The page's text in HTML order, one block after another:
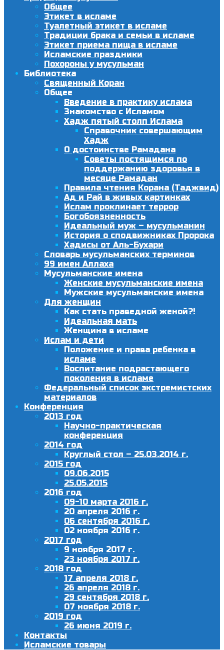
Общее
Этикет в исламе
Туалетный этикет в исламе
Традиции брака и семьи в исламе
Этикет приема пища в исламе
Исламские праздники
Похороны у мусульман
Библиотека
Священный Коран
Общее
Введение в практику ислама
Знакомство с Исламом
Хадж пятый столп Ислама
Справочник совершающим
Хадж
О достоинстве Рамадана
Советы постящимся по
поддержанию здоровья в
месяце Рамадан
Правила чтения Корана (Таджвид)
Ад и Рай в живых картинках
Ислам проклинает террор
Богобоязненность
Идеальный муж – мусульманин
История о сподвижниках Пророка
Хадисы от Аль-Бухари
Словарь мусульманских терминов
99 имен Аллаха
Мусульманские имена
Женские мусульманские имена
Мужские мусульманские имена
Для женщин
Как стать праведной женой?!
Идеальная мать
Женщина в исламе
Ислам и дети
Положение и права ребенка в
исламе
Воспитание подрастающего
поколения в исламе
Федеральный список экстремистских
материалов
Конференция
2013 год
Научно-практическая
конференция
2014 год
Круглый стол – 25.03.2014 г.
2015 год
09.06.2015
25.05.2015
2016 год
09-10 марта 2016 г.
20 апреля 2016 г.
06 сентября 2016 г.
02 ноября 2016 г.
2017 год
9 ноября 2017 г.
23 ноября 2017 г.
2018 год
17 апреля 2018 г.
26 апреля 2018 г.
29 сентября 2018 г.
07 ноября 2018 г.
2019 год
26 июня 2019 г.
Контакты
Исламские товары